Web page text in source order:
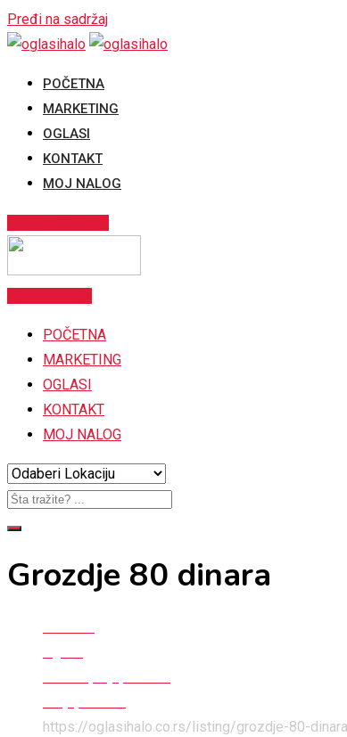
Pređi na sadržaj
POČETNA
MARKETING
OGLASI
KONTAKT
MOJ NALOG
POČETNA
MARKETING
OGLASI
KONTAKT
MOJ NALOG
Grozdje 80 dinara
https://oglasihalo.co.rs/listing/grozdje-80-